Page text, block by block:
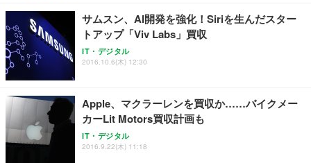
サムスン、AI開発を強化！Siriを生んだスター
トアップ「Viv Labs」買収
IT・デジタル
2016.10.6(木) 12:30
Apple、マクラーレンを買収か……バイクメー
カーLit Motors買収計画も
IT・デジタル
2016.9.22(木) 11:18